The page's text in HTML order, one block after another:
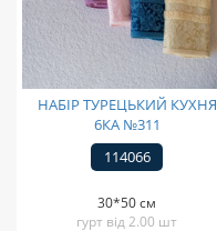
НАБІР ТУРЕЦЬКИЙ КУХНЯ
6КА №311
114066
30*50 см
гурт від 2.00 шт